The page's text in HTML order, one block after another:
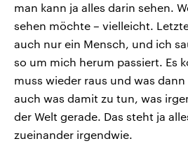
man kann ja alles darin sehen.
sehen möchte – vielleicht.
auch nur ein Mensch, und ich
so um mich herum passiert. Es
muss wieder raus und was
auch was damit zu tun, was
der Welt gerade. Das steht ja
zueinander irgendwie.